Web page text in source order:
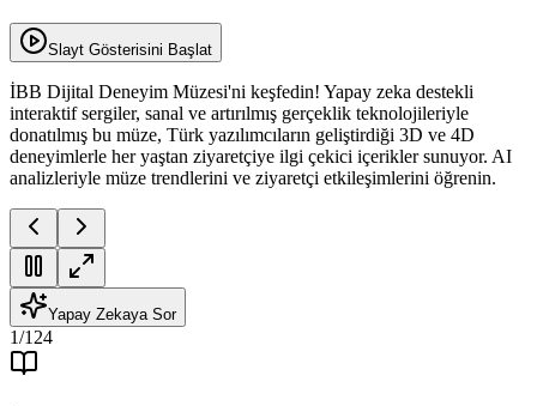
Slayt Gösterisini Başlat
İBB Dijital Deneyim Müzesi'ni keşfedin! Yapay zeka destekli
interaktif sergiler, sanal ve artırılmış gerçeklik teknolojileriyle
donatılmış bu müze, Türk yazılımcıların geliştirdiği 3D ve 4D
deneyimlerle her yaştan ziyaretçiye ilgi çekici içerikler sunuyor. AI
analizleriyle müze trendlerini ve ziyaretçi etkileşimlerini öğrenin.
Yapay Zekaya Sor
1/124